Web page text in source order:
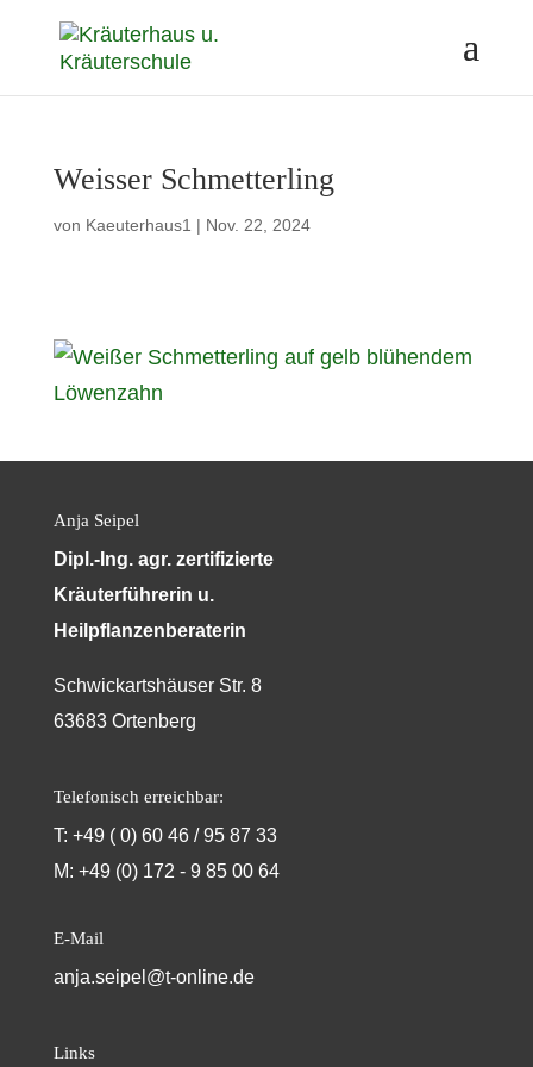
Weisser Schmetterling
von Kaeuterhaus1 | Nov. 22, 2024
Anja Seipel
Dipl.-Ing. agr. zertifizierte
Kräuterführerin u.
Heilpflanzenberaterin
Schwickartshäuser Str. 8
63683 Ortenberg
Telefonisch erreichbar:
T: +49 ( 0) 60 46 / 95 87 33
M: +49 (0) 172 - 9 85 00 64
E-Mail
anja.seipel@t-online.de
Links